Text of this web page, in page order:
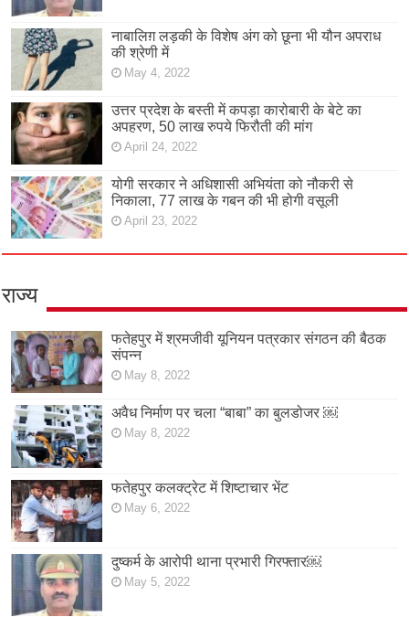
नाबालिग़ लड़की के विशेष अंग को छूना भी यौन अपराध
की श्रेणी में
May 4, 2022
उत्तर प्रदेश के बस्ती में कपड़ा कारोबारी के बेटे का
अपहरण, 50 लाख रुपये फिरौती की मांग
April 24, 2022
योगी सरकार ने अधिशासी अभियंता को नौकरी से
निकाला, 77 लाख के गबन की भी होगी वसूली
April 23, 2022
राज्य
फतेहपुर में श्रमजीवी यूनियन पत्रकार संगठन की बैठक
संपन्न
May 8, 2022
अवैध निर्माण पर चला “बाबा” का बुलडोजर ￼
May 8, 2022
फतेहपुर कलक्ट्रेट में शिष्टाचार भेंट
May 6, 2022
दुष्कर्म के आरोपी थाना प्रभारी गिरफ्तार￼
May 5, 2022